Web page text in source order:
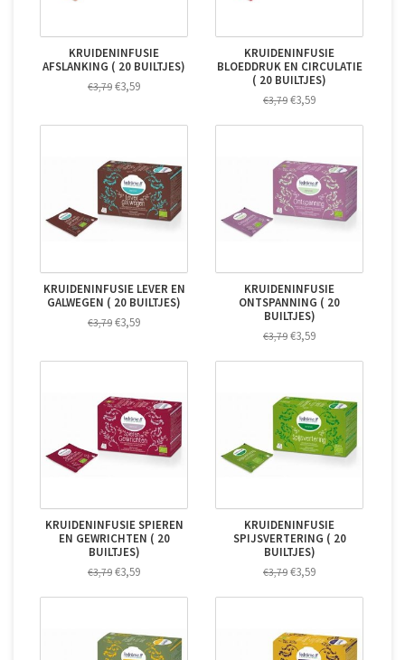
KRUIDENINFUSIE
AFSLANKING ( 20 BUILTJES)
€3,79 €3,59
KRUIDENINFUSIE
BLOEDDRUK EN CIRCULATIE
( 20 BUILTJES)
€3,79 €3,59
KRUIDENINFUSIE LEVER EN
GALWEGEN ( 20 BUILTJES)
€3,79 €3,59
KRUIDENINFUSIE
ONTSPANNING ( 20
BUILTJES)
€3,79 €3,59
KRUIDENINFUSIE SPIEREN
EN GEWRICHTEN ( 20
BUILTJES)
€3,79 €3,59
KRUIDENINFUSIE
SPIJSVERTERING ( 20
BUILTJES)
€3,79 €3,59